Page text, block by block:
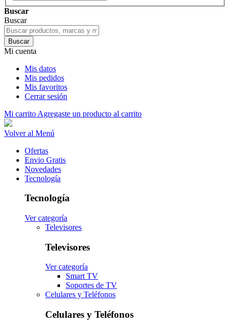
Buscar
Buscar
Buscar
Mi cuenta
Mis datos
Mis pedidos
Mis favoritos
Cerrar sesión
Mi carrito Agregaste un producto al carrito
Volver al Menú
Ofertas
Envio Gratis
Novedades
Tecnología
Tecnología
Ver categoría
Televisores
Televisores
Ver categoría
Smart TV
Soportes de TV
Celulares y Teléfonos
Celulares y Teléfonos